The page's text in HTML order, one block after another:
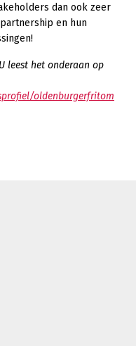
dan ook zeer
en hun
leest het onderaan op
oldenburgerfritom